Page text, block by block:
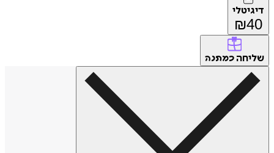
דיגיטלי
₪40
שליחה כמתנה